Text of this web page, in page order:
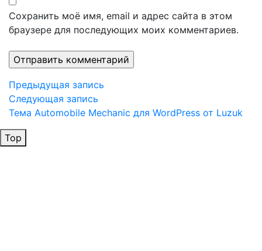
Сохранить моё имя, email и адрес сайта в этом
браузере для последующих моих комментариев.
Навигация
по
записям
Предыдущая
запись
Предыдущая запись
Следующая
запись
Следующая запись
Тема Automobile Mechanic для WordPress от Luzuk
Top